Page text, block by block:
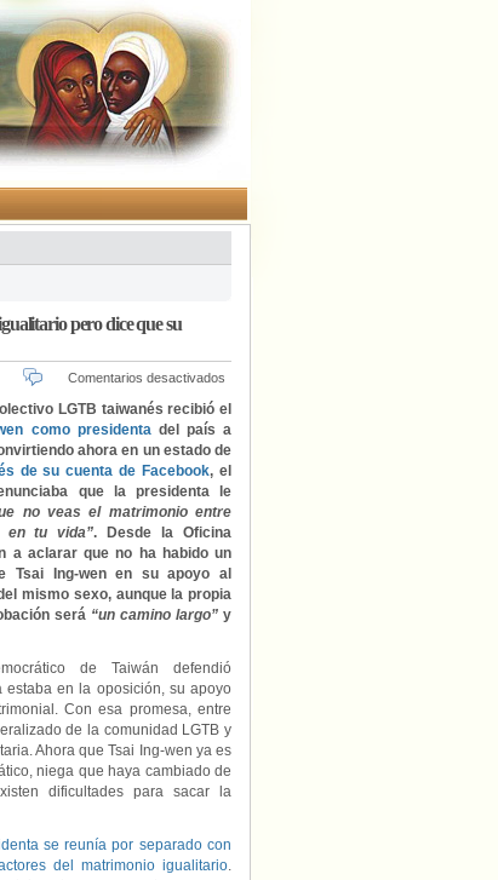
pero dice que su
Comentarios desactivados
LGTB taiwanés recibió el
como presidentadel país a
ahora en un estado de
de su cuenta de Facebook, el
que la presidenta le
no veas el matrimonio entre
en tu vida”. Desde la Oficina
a aclarar que no ha habido un
Tsai Ing-wen en su apoyo al
mismo sexo, aunque la propia
será “un camino largo” y
de Taiwán defendió
estaba en la oposición, su apoyo
Con esa promesa, entre
de la comunidad LGTB y
Ahora que Tsai Ing-wen ya es
niega que haya cambiado de
dificultades para sacar la
se reunía por separado con
del matrimonio igualitario.